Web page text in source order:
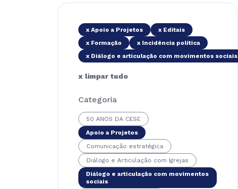
x Apoio a Projetos
x Editais
x Formação
x Incidência política
x Diálogo e articulação com movimentos sociais
x limpar tudo
Categoria
50 ANOS DA CESE
Apoio a Projetos
Comunicação estratégica
Diálogo e Articulação com Igrejas
Diálogo e articulação com movimentos
sociais